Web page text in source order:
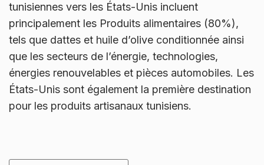
tunisiennes vers les États-Unis incluent
principalement les Produits alimentaires (80%),
tels que dattes et huile d’olive conditionnée ainsi
que les secteurs de l’énergie, technologies,
énergies renouvelables et pièces automobiles. Les
États-Unis sont également la première destination
pour les produits artisanaux tunisiens.